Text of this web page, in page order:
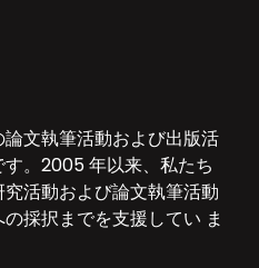
文執筆活動および出版活
。2005 年以来、私たち
活動および論文執筆活動
採択までを支援してい ま